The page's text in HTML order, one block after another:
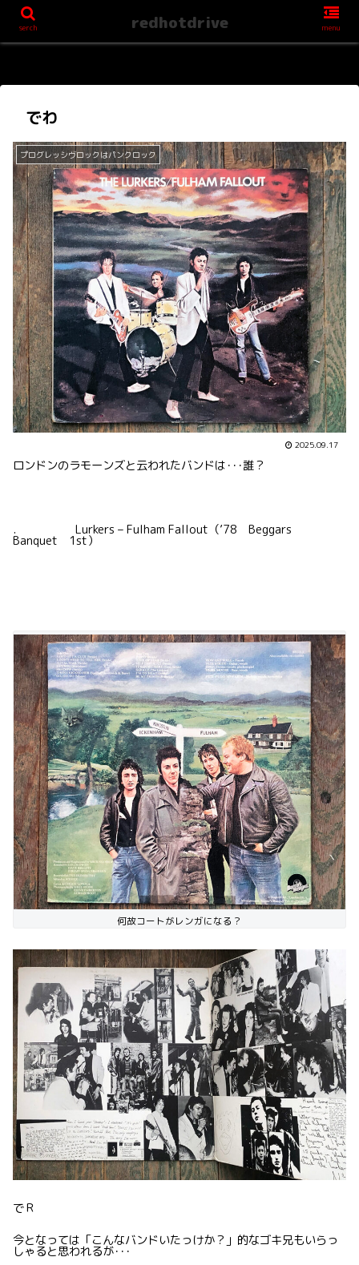
でわ
プログレッシヴロックはパンクロック
2025.09.17
ロンドンのラモーンズと云われたバンドは･･･誰？
. Lurkers – Fulham Fallout（’78 Beggars
Banquet 1st）
何故コートがレンガになる？
でＲ
今となっては「こんなバンドいたっけか？」的なゴキ兄もいらっ
しゃると思われるが･･･
serch redhotdrive menu